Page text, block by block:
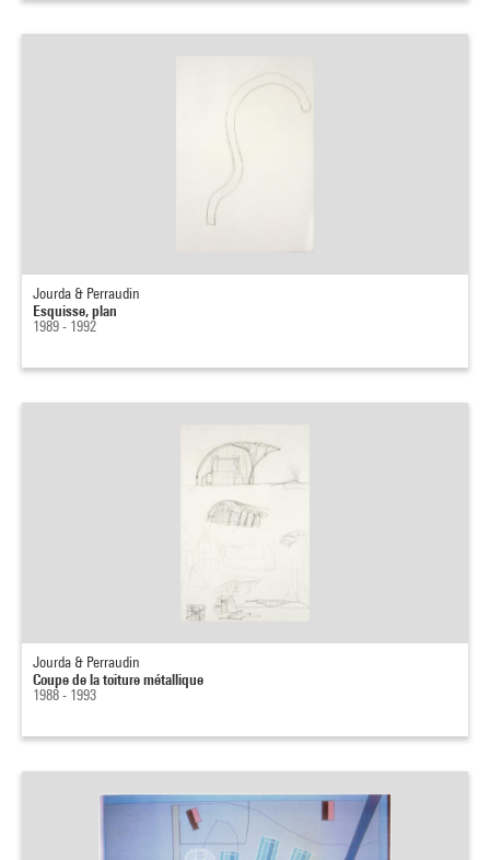
Jourda & Perraudin
Esquisse, plan
1989 - 1992
Jourda & Perraudin
Coupe de la toiture métallique
1988 - 1993